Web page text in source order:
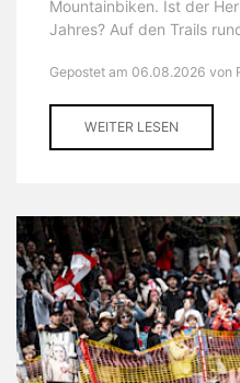
Mountainbiken. Ist der
Jahres? Auf den Trails
Gepostet am 06.08.2026 von
WEITER LESEN